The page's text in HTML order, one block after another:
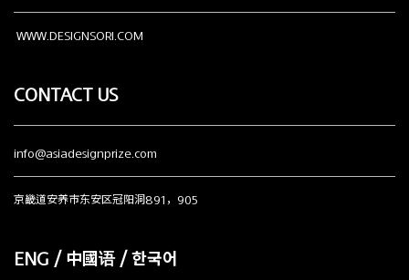
WWW.DESIGNSORI.COM
CONTACT US
info@asiadesignprize.com
京畿道安养市东安区冠阳洞891，905
ENG / 中國语 / 한국어